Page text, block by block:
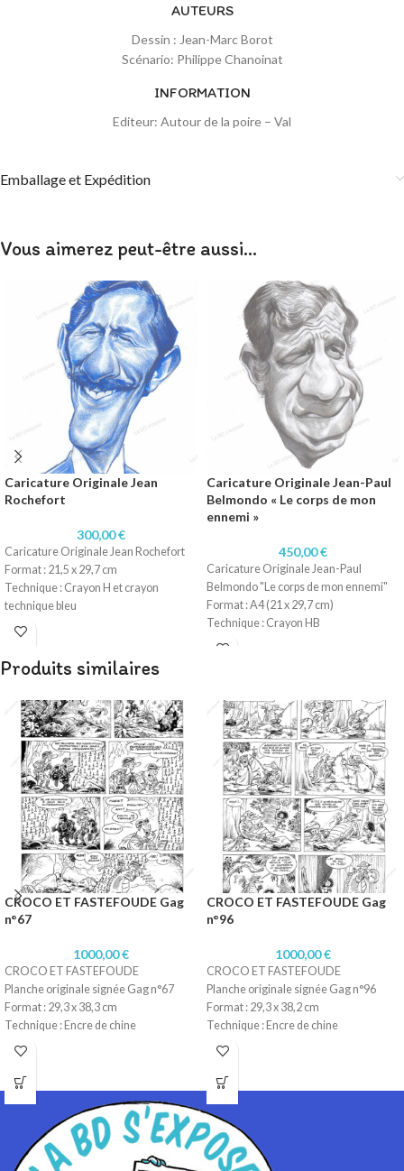
AUTEURS
Dessin : Jean-Marc Borot
Scénario: Philippe Chanoinat
INFORMATION
Editeur: Autour de la poire – Val
Emballage et Expédition
Vous aimerez peut-être aussi…
Caricature Originale Jean
Rochefort
300,00€
Caricature Originale Jean Rochefort
Format : 21,5 x 29,7 cm
Technique : Crayon H et crayon
technique bleu
Papier : Papier 160 gr
Caricature Originale Jean-Paul
Belmondo « Le corps de mon
ennemi »
450,00€
Caricature Originale Jean-Paul
Belmondo "Le corps de mon ennemi"
Format : A4 (21 x 29,7 cm)
Technique : Crayon HB
Papier : Papier 160 gr
Produits similaires
CROCO ET FASTEFOUDE Gag
n°67
1000,00€
CROCO ET FASTEFOUDE
Planche originale signée Gag n°67
Format : 29,3 x 38,3 cm
Technique : Encre de chine
Papier : Lavis technique Canson
CROCO ET FASTEFOUDE Gag
n°96
1000,00€
CROCO ET FASTEFOUDE
Planche originale signée Gag n°96
Format : 29,3 x 38,2 cm
Technique : Encre de chine
Papier : Lavis technique Canson